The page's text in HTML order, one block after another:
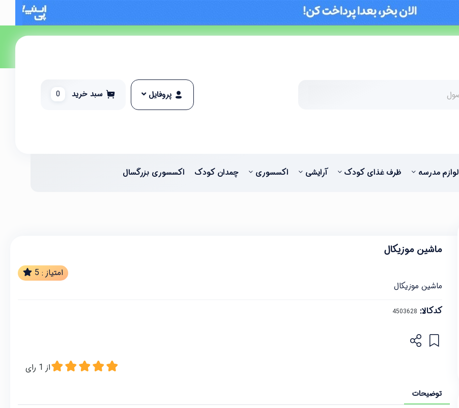
پروفایل سبد خرید 0
لوازم مدرسه ظرف غذای کودک آرایشی اکسسوری چمدان کودک اکسسوری بزرگسال
ماشین موزیکال
امتیاز : 5
ماشین موزیکال
کدکالا:
از 1 رای
توضیحات